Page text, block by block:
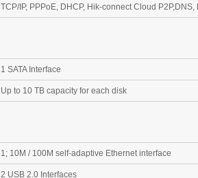
1 SATA Interface
Up to 10 TB capacity for each disk
1; 10M / 100M self-adaptive Ethernet interface
2 USB 2.0 Interfaces